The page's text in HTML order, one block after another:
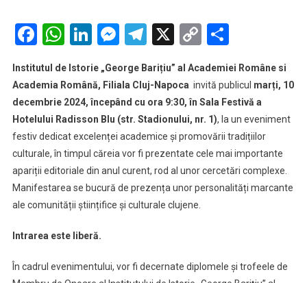
carte
al
Institutului
de
Istorie
„George
Barițiu”
al
Facebook
WhatsApp
LinkedIn
Messenger
Telegram
X Copy
Institutul de Istorie „George Barițiu” al Academiei Române si
Academia Română, Filiala Cluj-Napoca invită publicul marți, 10
decembrie 2024, începând cu ora 9:30, în Sala Festivă a
Hotelului Radisson Blu (str. Stadionului, nr. 1), la un eveniment
festiv dedicat excelenței academice și promovării tradițiilor
culturale, în timpul căreia vor fi prezentate cele mai importante
apariții editoriale din anul curent, rod al unor cercetări complexe.
Manifestarea se bucură de prezența unor personalități marcante
ale comunității științifice și culturale clujene.
Intrarea este liberă.
În cadrul evenimentului, vor fi decernate diplomele și trofeele de